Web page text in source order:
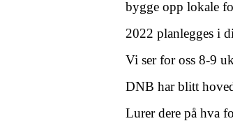
bygge opp lokale
2022 planlegges i
Vi ser for oss 8-9
DNB har blitt
Lurer dere på hva